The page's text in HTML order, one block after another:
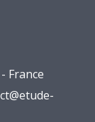
France